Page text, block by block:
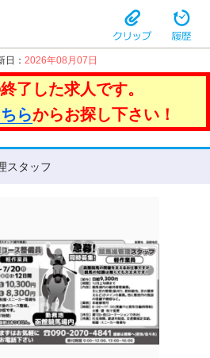
日： 2026年08月07日
了した求人です。
らからお探し下さい！
スタッフ